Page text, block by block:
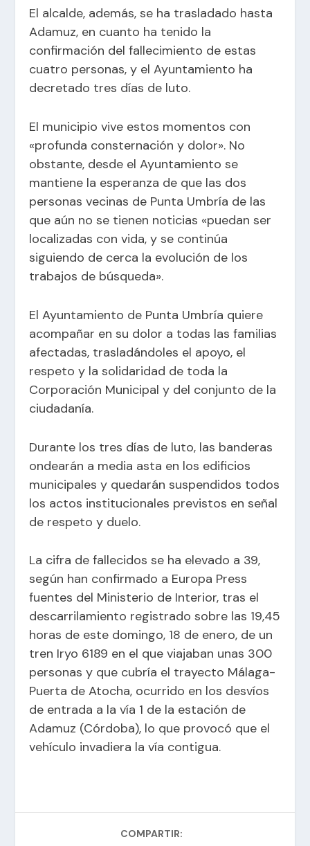
El alcalde, además, se ha trasladado hasta
Adamuz, en cuanto ha tenido la
confirmación del fallecimiento de estas
cuatro personas, y el Ayuntamiento ha
decretado tres días de luto.
El municipio vive estos momentos con
«profunda consternación y dolor». No
obstante, desde el Ayuntamiento se
mantiene la esperanza de que las dos
personas vecinas de Punta Umbría de las
que aún no se tienen noticias «puedan ser
localizadas con vida, y se continúa
siguiendo de cerca la evolución de los
trabajos de búsqueda».
El Ayuntamiento de Punta Umbría quiere
acompañar en su dolor a todas las familias
afectadas, trasladándoles el apoyo, el
respeto y la solidaridad de toda la
Corporación Municipal y del conjunto de la
ciudadanía.
Durante los tres días de luto, las banderas
ondearán a media asta en los edificios
municipales y quedarán suspendidos todos
los actos institucionales previstos en señal
de respeto y duelo.
La cifra de fallecidos se ha elevado a 39,
según han confirmado a Europa Press
fuentes del Ministerio de Interior, tras el
descarrilamiento registrado sobre las 19,45
horas de este domingo, 18 de enero, de un
tren Iryo 6189 en el que viajaban unas 300
personas y que cubría el trayecto Málaga-
Puerta de Atocha, ocurrido en los desvíos
de entrada a la vía 1 de la estación de
Adamuz (Córdoba), lo que provocó que el
vehículo invadiera la vía contigua.
COMPARTIR: